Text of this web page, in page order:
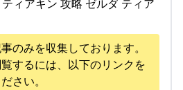
ィアキン 攻略 ゼルダ ティア
のみを収集しております。
するには、以下のリンクを
さい。